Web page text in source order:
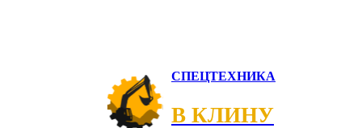
СПЕЦТЕХНИКА
В КЛИНУ